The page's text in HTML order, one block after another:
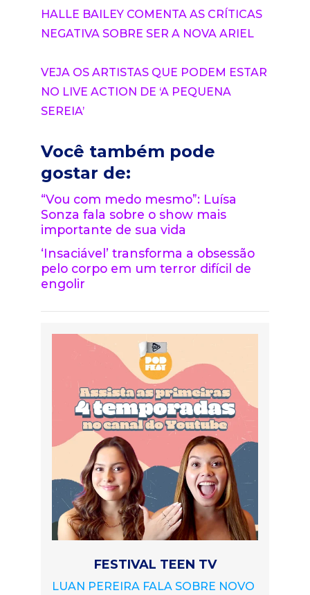
HALLE BAILEY COMENTA AS CRÍTICAS
NEGATIVA SOBRE SER A NOVA ARIEL
VEJA OS ARTISTAS QUE PODEM ESTAR
NO LIVE ACTION DE ‘A PEQUENA
SEREIA’
Você também pode
gostar de:
“Vou com medo mesmo”: Luísa
Sonza fala sobre o show mais
importante de sua vida
‘Insaciável’ transforma a obsessão
pelo corpo em um terror difícil de
engolir
FESTIVAL TEEN TV
LUAN PEREIRA FALA SOBRE NOVO